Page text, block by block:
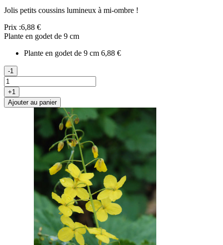
Jolis petits coussins lumineux à mi-ombre !
Prix :6,88 €
Plante en godet de 9 cm
Plante en godet de 9 cm 6,88 €
-1
+1
Ajouter au panier